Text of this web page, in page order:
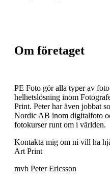
Om företaget
PE Foto gör alla typer av
helhetslösning inom
Print. Peter har även jobbat
Nordic AB inom digitalfoto
fotokurser runt om i världen.
Kontakta mig om ni vill ha
Art Print
mvh Peter Ericsson